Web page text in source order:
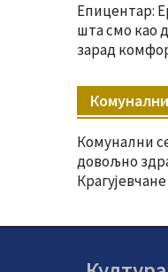
Епицентар:
шта смо као
зарад
Комунални
довољно
Крагујевчане